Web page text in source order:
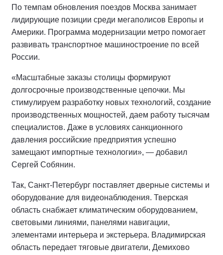
По темпам обновления поездов Москва занимает
лидирующие позиции среди мегаполисов Европы и
Америки. Программа модернизации метро помогает
развивать транспортное машиностроение по всей
России.
«Масштабные заказы столицы формируют
долгосрочные производственные цепочки. Мы
стимулируем разработку новых технологий, создание
производственных мощностей, даем работу тысячам
специалистов. Даже в условиях санкционного
давления российские предприятия успешно
замещают импортные технологии», — добавил
Сергей Собянин.
Так, Санкт-Петербург поставляет дверные системы и
оборудование для видеонаблюдения. Тверская
область снабжает климатическим оборудованием,
световыми линиями, панелями навигации,
элементами интерьера и экстерьера. Владимирская
область передает тяговые двигатели, Демихово